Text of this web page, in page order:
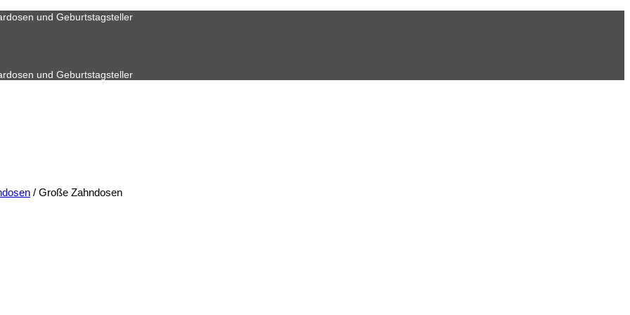
und Geburtstagsteller
und Geburtstagsteller
/ Große Zahndosen